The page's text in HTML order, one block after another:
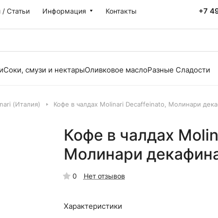
/ Статьи Информация Контакты +7
Соки, смузи и нектарыОливковое маслоРазные Сладости
(Италия) Кофе в чалдах Molinari Decaffeinato, Молинари
Кофе в чалдах
Молинари
0 Нет отзывов
Характеристики